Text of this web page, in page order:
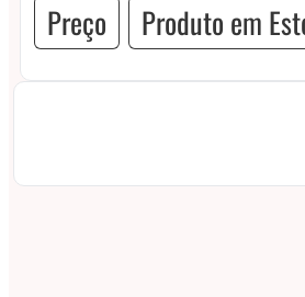
Preço Produto em